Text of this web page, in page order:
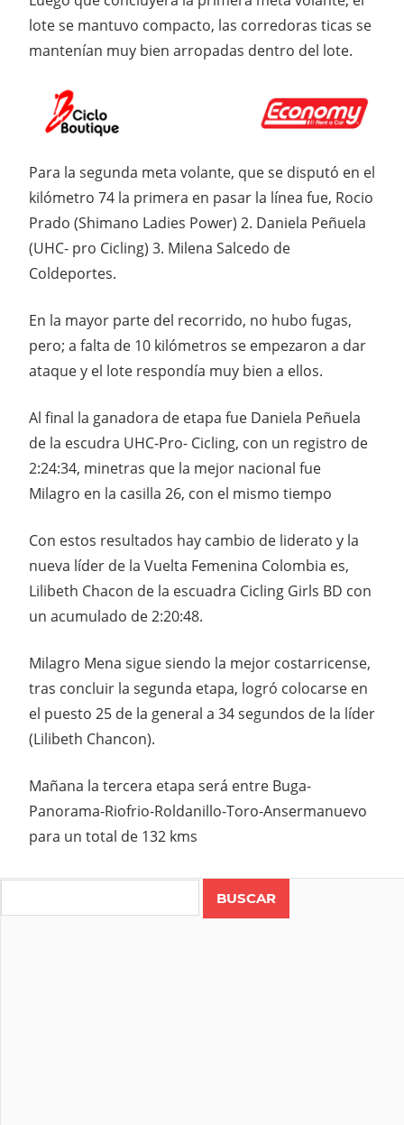
lote se mantuvo compacto, las corredoras ticas se
mantenían muy bien arropadas dentro del lote.
Para la segunda meta volante, que se disputó en el
kilómetro 74 la primera en pasar la línea fue, Rocio
Prado (Shimano Ladies Power) 2. Daniela Peñuela
(UHC- pro Cicling) 3. Milena Salcedo de
Coldeportes.
En la mayor parte del recorrido, no hubo fugas,
pero; a falta de 10 kilómetros se empezaron a dar
ataque y el lote respondía muy bien a ellos.
Al final la ganadora de etapa fue Daniela Peñuela
de la escudra UHC-Pro- Cicling, con un registro de
2:24:34, minetras que la mejor nacional fue
Milagro en la casilla 26, con el mismo tiempo
Con estos resultados hay cambio de liderato y la
nueva líder de la Vuelta Femenina Colombia es,
Lilibeth Chacon de la escuadra Cicling Girls BD con
un acumulado de 2:20:48.
Milagro Mena sigue siendo la mejor costarricense,
tras concluir la segunda etapa, logró colocarse en
el puesto 25 de la general a 34 segundos de la líder
(Lilibeth Chancon).
Mañana la tercera etapa será entre Buga-
Panorama-Riofrio-Roldanillo-Toro-Ansermanuevo
para un total de 132 kms